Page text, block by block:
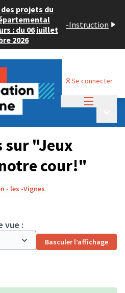
projets du
: du 06 juillet
2026
-Instruction
Se connecter
2024
sur "Jeux
cour!"
- les -Vignes
vue :
Basculer l’affichage